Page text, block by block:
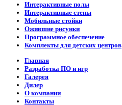
Интерактивные полы
Интерактивные стены
Мобильные стойки
Ожившие рисунки
Программное обеспечение
Комплекты для детских центров
Главная
Разработка ПО и игр
Галерея
Дилер
О компании
Контакты